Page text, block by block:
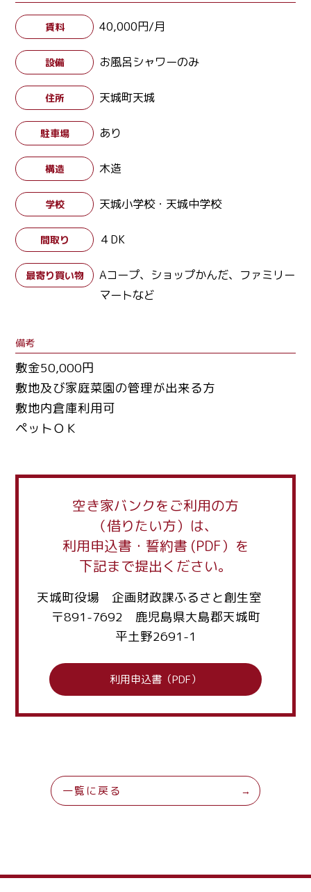
賃料 40,000円/月
設備 お風呂シャワーのみ
住所 天城町天城
駐車場 あり
構造 木造
学校 天城小学校・天城中学校
間取り ４DK
最寄り買い物
Aコープ、ショップかんだ、ファミリー
マートなど
備考
敷金50,000円
敷地及び家庭菜園の管理が出来る方
敷地内倉庫利用可
ペットＯＫ
空き家バンクをご利用の方
（借りたい方）は、
利用申込書・誓約書 (PDF）を
下記まで提出ください。
天城町役場 企画財政課ふるさと創生室
〒891-7692 鹿児島県大島郡天城町
平土野2691-1
利用申込書（PDF）
一覧に戻る